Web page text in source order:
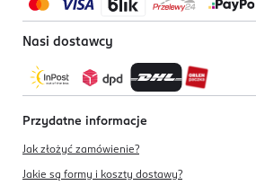
Nasi dostawcy
Przydatne informacje
Jak złożyć zamówienie?
Jakie są formy i koszty dostawy?